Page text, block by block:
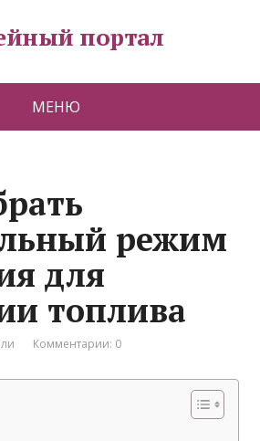
портал
МЕНЮ
режим
для
топлива
Комментарии: 0